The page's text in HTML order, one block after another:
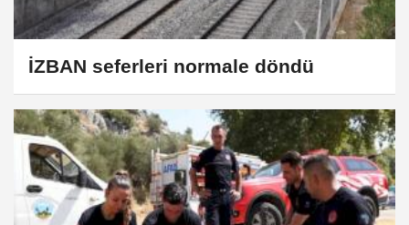
İZBAN seferleri normale döndü